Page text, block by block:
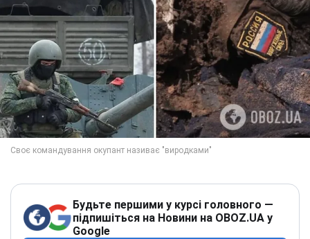
Будьте першими у курсі головного —
підпишіться на Новини на OBOZ.UA у
Google